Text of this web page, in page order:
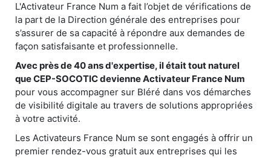
L'Activateur France Num a fait l’objet de vérifications de
la part de la Direction générale des entreprises pour
s’assurer de sa capacité à répondre aux demandes de
façon satisfaisante et professionnelle.
Avec près de 40 ans d'expertise, il était tout naturel
que CEP-SOCOTIC devienne Activateur France Num
pour vous accompagner sur Bléré dans vos démarches
de visibilité digitale au travers de solutions appropriées
à votre activité.
Les Activateurs France Num se sont engagés à offrir un
premier rendez-vous gratuit aux entreprises qui les